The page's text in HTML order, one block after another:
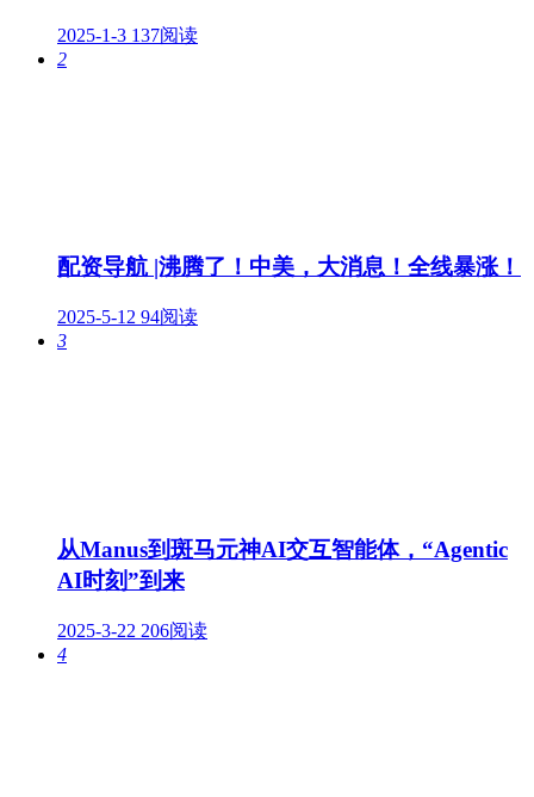
2025-1-3 137阅读
2
配资导航 |沸腾了！中美，大消息！全线暴涨！
2025-5-12 94阅读
3
从Manus到斑马元神AI交互智能体，“Agentic
AI时刻”到来
2025-3-22 206阅读
4